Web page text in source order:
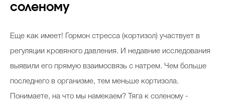
соленому
Еще как имеет! Гормон стресса (кортизол) участвует в
регуляции кровяного давления. И недавние исследования
выявили его прямую взаимосвязь с натрем. Чем больше
последнего в организме, тем меньше кортизола.
Понимаете, на что мы намекаем? Тяга к соленому -